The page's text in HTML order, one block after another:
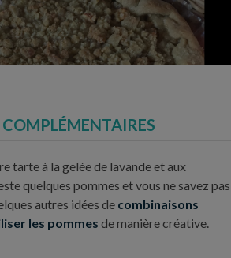
tarte à la gelée de lavande et aux
quelques pommes et vous ne savez pas
autres idées de combinaisons
les pommes de manière créative.